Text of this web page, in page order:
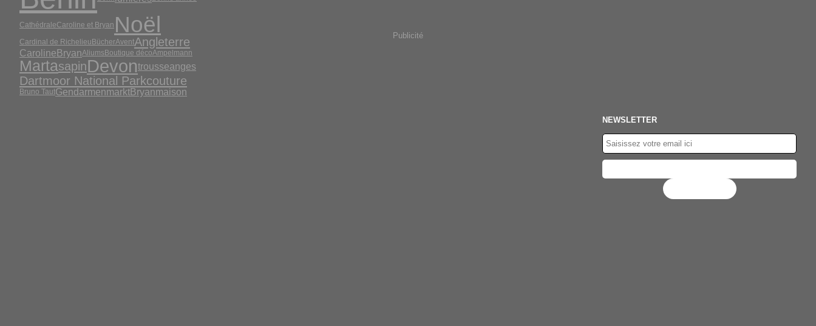
CathédraleCaroline et Bryan Noël
Cardinal de Richelieu BücherAventAngleterre
CarolineBryanAliums Boutique décoAmpelmann
MartasapinDevontrousseanges
Dartmoor National Parkcouture
Bruno TautGendarmenmarktBryanmaison
Publicité
NEWSLETTER